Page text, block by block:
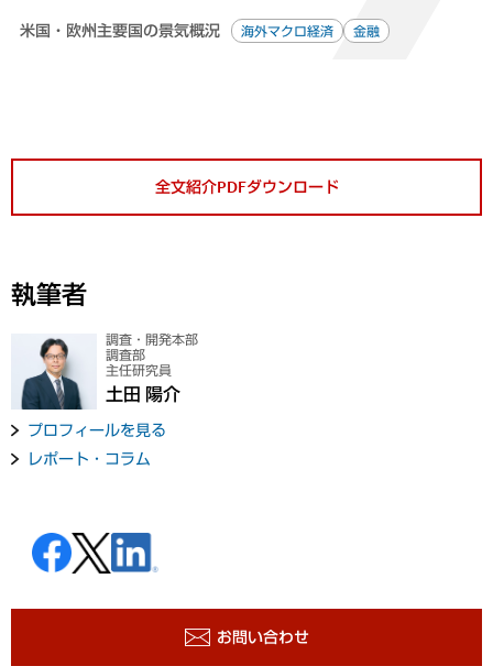
米国・欧州主要国の景気概況 海外マクロ経済 金融
全文紹介PDFダウンロード
執筆者
調査・開発本部
調査部
主任研究員
土田 陽介
プロフィールを見る
レポート・コラム
お問い合わせ